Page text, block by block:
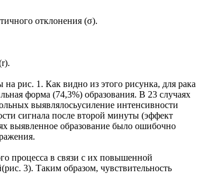
отклонения (σ).
рис. 1. Как видно из этого рисунка, для рака
форма (74,3%) образования. В 23 случаях
выявлялосьусиление интенсивности
сигнала после второй минуты (эффект
выявленное образование было ошибочно
процесса в связи с их повышенной
3). Таким образом, чувствительность